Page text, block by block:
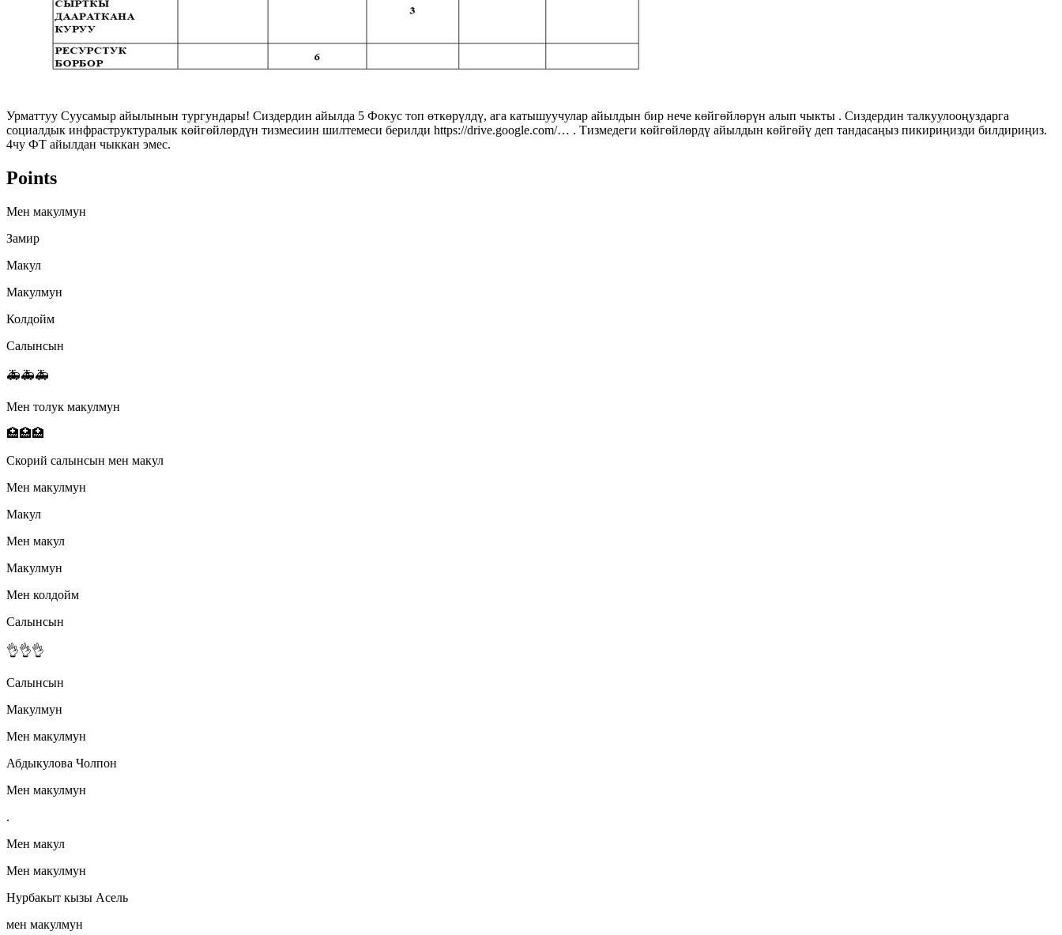
Урматтуу Суусамыр айылынын тургундары! Сиздердин айылда 5 Фокус топ өткөрүлдү, ага катышуучулар айылдын бир нече көйгөйлөрүн алып чыкты . Сиздердин талкуулооңуздарга
социалдык инфраструктуралык көйгөйлөрдүн тизмесиин шилтемеси берилди https://drive.google.com/… . Тизмедеги көйгөйлөрдү айылдын көйгөйү деп тандасаңыз пикириңизди билдириңиз.
4чу ФТ айылдан чыккан эмес.
Points
Мен макулмун
Замир
Макул
Макулмун
Колдойм
Салынсын
🚑🚑🚑
Мен толук макулмун
🏥🏥🏥
Скорий салынсын мен макул
Мен макулмун
Макул
Мен макул
Макулмун
Мен колдойм
Салынсын
👌👌👌
Салынсын
Макулмун
Мен макулмун
Абдыкулова Чолпон
Мен макулмун
.
Мен макул
Мен макулмун
Нурбакыт кызы Асель
мен макулмун